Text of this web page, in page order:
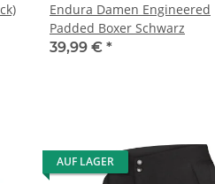
Endura Damen Engineered
Padded Boxer Schwarz
39,99 € *
AUF LAGER